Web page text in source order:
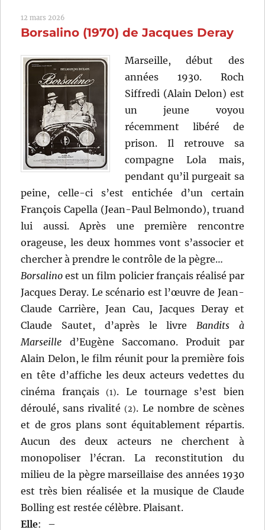
Terence
12 mars 2026
Borsalino (1970) de Jacques Deray
Marseille, début des
années 1930. Roch
Siffredi (Alain Delon) est
un jeune voyou
récemment libéré de
prison. Il retrouve sa
compagne Lola mais,
pendant qu’il purgeait sa
peine, celle-ci s’est entichée d’un certain
François Capella (Jean-Paul Belmondo), truand
lui aussi. Après une première rencontre
orageuse, les deux hommes vont s’associer et
chercher à prendre le contrôle de la pègre…
Borsalino est un film policier français réalisé par
Jacques Deray. Le scénario est l’œuvre de Jean-
Claude Carrière, Jean Cau, Jacques Deray et
Claude Sautet, d’après le livre Bandits à
Marseille d’Eugène Saccomano. Produit par
Alain Delon, le film réunit pour la première fois
en tête d’affiche les deux acteurs vedettes du
cinéma français(1). Le tournage s’est bien
déroulé, sans rivalité(2). Le nombre de scènes
et de gros plans sont équitablement répartis.
Aucun des deux acteurs ne cherchent à
monopoliser l’écran. La reconstitution du
milieu de la pègre marseillaise des années 1930
est très bien réalisée et la musique de Claude
Bolling est restée célèbre. Plaisant.
Elle: –